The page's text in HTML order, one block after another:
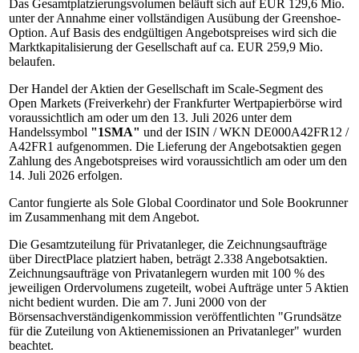
Das Gesamtplatzierungsvolumen beläuft sich auf EUR 129,6 Mio.
unter der Annahme einer vollständigen Ausübung der Greenshoe-
Option. Auf Basis des endgültigen Angebotspreises wird sich die
Marktkapitalisierung der Gesellschaft auf ca. EUR 259,9 Mio.
belaufen.
Der Handel der Aktien der Gesellschaft im Scale-Segment des
Open Markets (Freiverkehr) der Frankfurter Wertpapierbörse wird
voraussichtlich am oder um den 13. Juli 2026 unter dem
Handelssymbol "1SMA" und der ISIN / WKN DE000A42FR12 /
A42FR1 aufgenommen. Die Lieferung der Angebotsaktien gegen
Zahlung des Angebotspreises wird voraussichtlich am oder um den
14. Juli 2026 erfolgen.
Cantor fungierte als Sole Global Coordinator und Sole Bookrunner
im Zusammenhang mit dem Angebot.
Die Gesamtzuteilung für Privatanleger, die Zeichnungsaufträge
über DirectPlace platziert haben, beträgt 2.338 Angebotsaktien.
Zeichnungsaufträge von Privatanlegern wurden mit 100 % des
jeweiligen Ordervolumens zugeteilt, wobei Aufträge unter 5 Aktien
nicht bedient wurden. Die am 7. Juni 2000 von der
Börsensachverständigenkommission veröffentlichten "Grundsätze
für die Zuteilung von Aktienemissionen an Privatanleger" wurden
beachtet.